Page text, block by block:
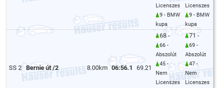
Licenszes
9 - BMW
kupa
Licenszes
9 - BMW
kupa
SS 2 Bernie út /2 8.00km 06:56.1 69.21
68 -
66 -
Abszolút
45 -
Nem
Licenszes
71 -
69 -
Abszolút
47 -
Nem
Licenszes